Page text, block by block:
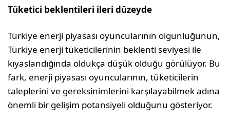
Tüketici beklentileri ileri düzeyde
Türkiye enerji piyasası oyuncularının olgunluğunun,
Türkiye enerji tüketicilerinin beklenti seviyesi ile
kıyaslandığında oldukça düşük olduğu görülüyor. Bu
fark, enerji piyasası oyuncularının, tüketicilerin
taleplerini ve gereksinimlerini karşılayabilmek adına
önemli bir gelişim potansiyeli olduğunu gösteriyor.